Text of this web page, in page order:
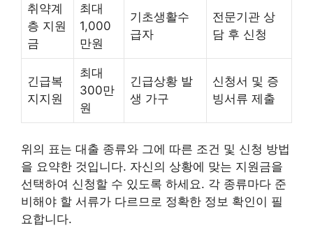
취약계
층 지원
금
최대
1,000
만원
기초생활수
급자
전문기관 상
담 후 신청
긴급복
지지원
최대
300만
원
긴급상황 발
생 가구
신청서 및 증
빙서류 제출
위의 표는 대출 종류와 그에 따른 조건 및 신청 방법
을 요약한 것입니다. 자신의 상황에 맞는 지원금을
선택하여 신청할 수 있도록 하세요. 각 종류마다 준
비해야 할 서류가 다르므로 정확한 정보 확인이 필
요합니다.